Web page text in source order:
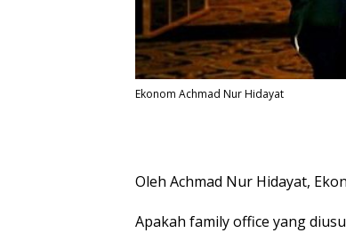
Ekonom Achmad Nur Hidayat
Oleh Achmad Nur Hidayat,
Apakah family office yang